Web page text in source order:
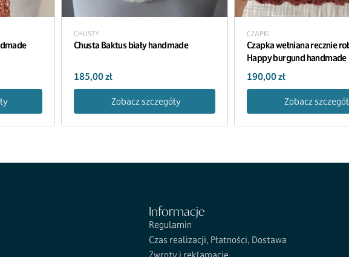
CHUSTY
Chusta Baktus biały handmade
185,00zł
Zobacz szczegóły
CZAPKI
Czapka wełniana recznie
Happy burgund handmade
190,00zł
Zobacz
Informacje
Regulamin
Czas realizacji, Płatności, Dostawa